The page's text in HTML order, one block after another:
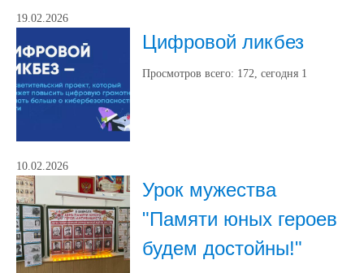
19.02.2026
Цифровой ликбез
Просмотров всего: 172, сегодня 1
10.02.2026
Урок мужества
"Памяти юных героев
будем достойны!"